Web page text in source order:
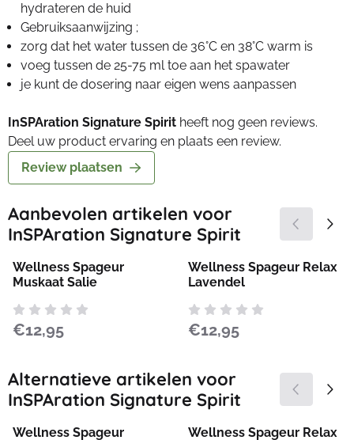
hydrateren de huid
Gebruiksaanwijzing ;
zorg dat het water tussen de 36°C en 38°C warm is
voeg tussen de 25-75 ml toe aan het spawater
je kunt de dosering naar eigen wens aanpassen
InSPAration Signature Spirit heeft nog geen reviews.
Deel uw product ervaring en plaats een review.
Review plaatsen
Aanbevolen artikelen voor
InSPAration Signature Spirit
Wellness Spageur
Muskaat Salie
Prijs: 12,95
€12,95
Wellness Spageur Relax
Lavendel
Prijs: 12,95
€12,95
Alternatieve artikelen voor
InSPAration Signature Spirit
Wellness Spageur
Wellness Spageur Relax